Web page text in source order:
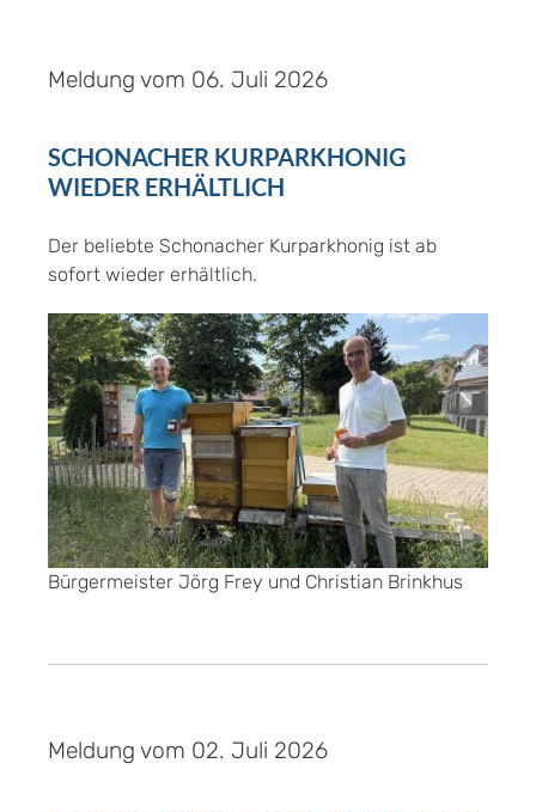
Bürgermeister Jörg Frey und Christian Brinkhus
Meldung vom 06. Juli 2026
SCHONACHER KURPARKHONIG
WIEDER ERHÄLTLICH
Der beliebte Schonacher Kurparkhonig ist ab
sofort wieder erhältlich.
Meldung vom 02. Juli 2026